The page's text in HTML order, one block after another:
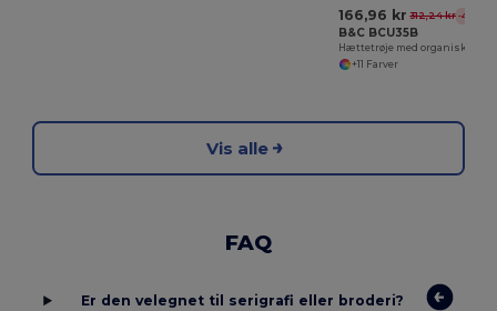
166,96 kr 312,24 kr -47%
B&C BCU35B
+11 Farver
Vis alle
FAQ
Er den velegnet til serigrafi eller broderi?